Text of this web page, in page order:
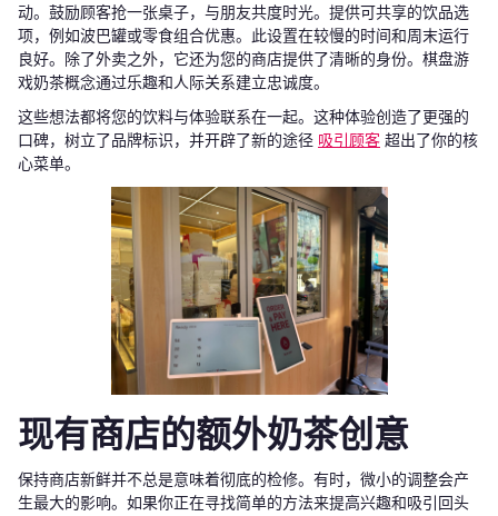
动。鼓励顾客抢一张桌子，与朋友共度时光。提供可共享的饮品选
项，例如波巴罐或零食组合优惠。此设置在较慢的时间和周末运行
良好。除了外卖之外，它还为您的商店提供了清晰的身份。棋盘游
戏奶茶概念通过乐趣和人际关系建立忠诚度。
这些想法都将您的饮料与体验联系在一起。这种体验创造了更强的
口碑，树立了品牌标识，并开辟了新的途径 吸引顾客 超出了你的核
心菜单。
现有商店的额外奶茶创意
保持商店新鲜并不总是意味着彻底的检修。有时，微小的调整会产
生最大的影响。如果你正在寻找简单的方法来提高兴趣和吸引回头